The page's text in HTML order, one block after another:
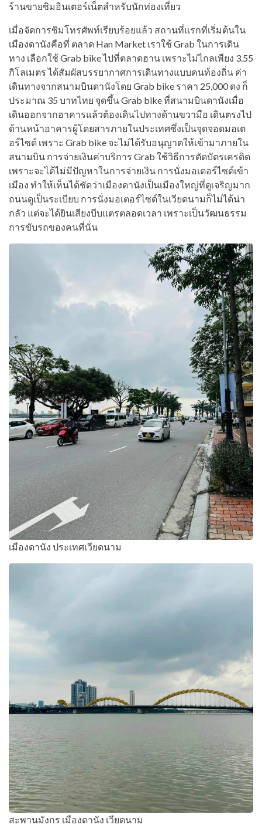
ร้านขายซิมอินเตอร์เน็ตสำหรับนักท่องเที่ยว
เมื่อจัดการซิมโทรศัพท์เรียบร้อยแล้ว สถานที่แรกที่เริ่มต้นใน
เมืองดานังคือที่ ตลาด Han Market เราใช้ Grab ในการเดิน
ทาง เลือกใช้ Grab bike ไปที่ตลาดฮาน เพราะไม่ไกลเพียง 3.55
กิโลเมตร ได้สัมผัสบรรยากาศการเดินทางแบบคนท้องถิ่น ค่า
เดินทางจากสนามบินดานังโดย Grab bike ราคา 25,000 ดง ก็
ประมาณ 35 บาทไทย จุดขึ้น Grab bike ที่สนามบินดานังเมื่อ
เดินออกจากอาคารแล้วต้องเดินไปทางด้านขวามือ เดินตรงไป
ด้านหน้าอาคารผู้โดยสารภายในประเทศซึ่งเป็นจุดจอดมอเต
อร์ไซด์ เพราะ Grab bike จะไม่ได้รับอนุญาตให้เข้ามาภายใน
สนามบิน การจ่ายเงินค่าบริการ Grab ใช้วิธีการตัดบัตรเครดิต
เพราะจะได้ไม่มีปัญหาในการจ่ายเงิน การนั่งมอเตอร์ไซด์เข้า
เมือง ทำให้เห็นได้ชัดว่าเมืองดานังเป็นเมืองใหญ่ที่ดูเจริญมาก
ถนนดูเป็นระเบียบ การนั่งมอเตอร์ไซด์ในเวียดนามก็ไม่ได้น่า
กลัว แต่จะได้ยินเสียงบีบแตรตลอดเวลา เพราะเป็นวัฒนธรรม
การขับรถของคนที่นั่น
เมืองดานัง ประเทศเวียดนาม
สะพานมังกร เมืองดานัง เวียดนาม